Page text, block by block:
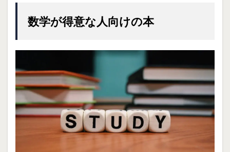
数学が得意な人向けの本